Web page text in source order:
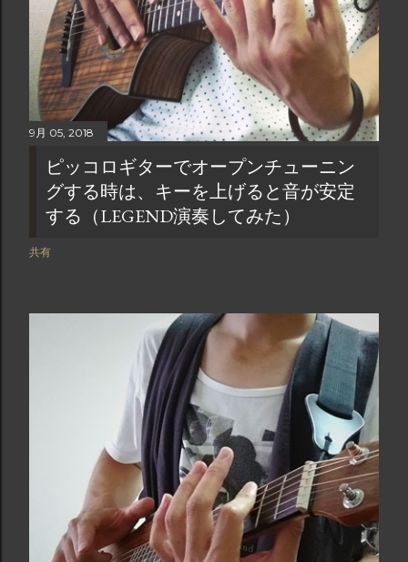
9月 05, 2018
ピッコロギターでオープンチューニン
グする時は、キーを上げると音が安定
する（LEGEND演奏してみた）
共有